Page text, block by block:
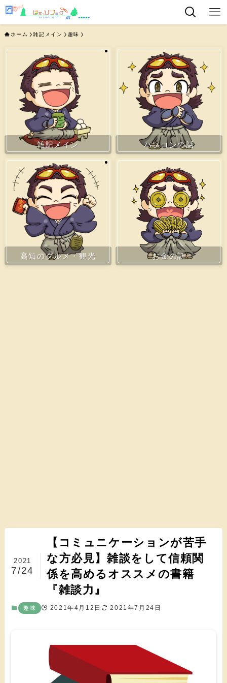
ホーム 雑記メイン 趣味
雑記メイン パソコンの話
高知のグルメ・観光 お金の話
【コミュニケーションが苦手
な方必見】雑談をして信頼関
係を高めるオススメの書籍
『雑談力』
2021
7/24
趣味 2021年4月12日 2021年7月24日